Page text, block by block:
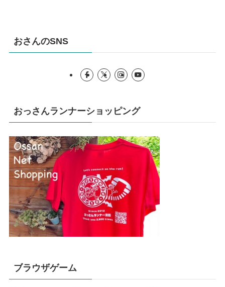
おさんのSNS
おっさんランナーショッピング
ブラウザゲーム